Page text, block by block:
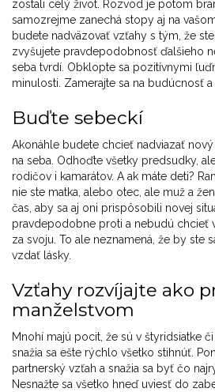
zostali celý život. Rozvod je potom
samozrejme zanechá stopy aj na
budete nadväzovať vzťahy s tým, že
zvyšujete pravdepodobnosť ďalšieho
seba tvrdí. Obklopte sa pozitívnymi
minulosti. Zamerajte sa na budúcnosť
Buďte sebeckí
Akonáhle budete chcieť nadviazať
na seba. Odhoďte všetky predsudky,
rodičov i kamarátov. A ak máte deti?
nie ste matka, alebo otec, ale muž a
čas, aby sa aj oni prispôsobili novej
pravdepodobne proti a nebudú chcieť
za svoju. To ale neznamená, že by ste
vzdať lásky.
Vzťahy rozvíjajte ako
manželstvom
Mnohí majú pocit, že sú v štyridsiatke
snažia sa ešte rýchlo všetko stihnúť.
partnerský vzťah a snažia sa byť čo
Nesnažte sa všetko hneď uviesť do